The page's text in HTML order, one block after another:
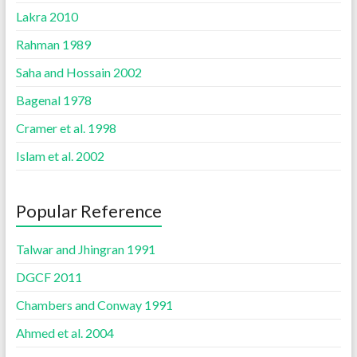
Lakra 2010
Rahman 1989
Saha and Hossain 2002
Bagenal 1978
Cramer et al. 1998
Islam et al. 2002
Popular Reference
Talwar and Jhingran 1991
DGCF 2011
Chambers and Conway 1991
Ahmed et al. 2004